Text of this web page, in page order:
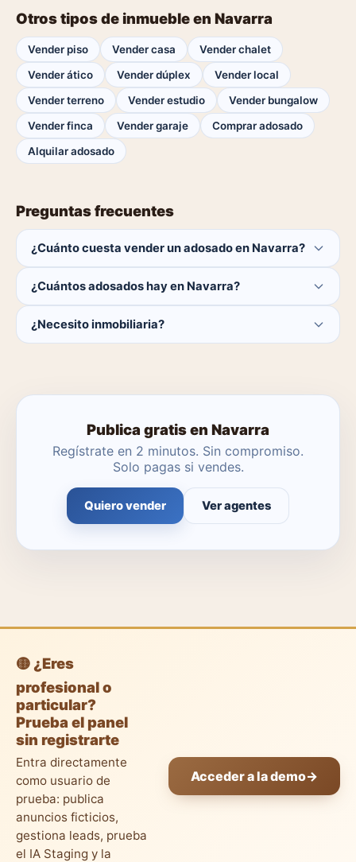
Otros tipos de inmueble en Navarra
Vender piso Vender casa
Vender chalet
Vender ático
Vender dúplex
Vender local
Vender terreno
Vender estudio
Vender bungalow
Vender finca
Vender garaje
Comprar adosado
Alquilar adosado
Preguntas frecuentes
¿Cuánto cuesta vender un adosado en Navarra?
cierra la venta.
¿Cuántos adosados hay en Navarra?
catálogo se actualiza a diario.
¿Necesito inmobiliaria?
Publica gratis en Navarra
Regístrate en 2 minutos. Sin compromiso.
Solo pagas si vendes.
Quiero vender Ver agentes
🟡 ¿Eres
profesional o
particular?
Prueba el panel
sin registrarte
Entra directamente
como usuario de
prueba: publica
anuncios ficticios,
gestiona leads, prueba
el IA Staging y la
Acceder a la demo→